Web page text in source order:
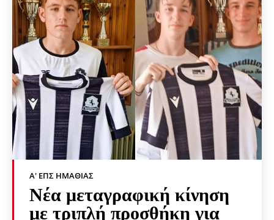
Α' ΕΠΣ ΗΜΑΘΊΑΣ
Νέα μεταγραφική κίνηση
με τριπλή προσθήκη για